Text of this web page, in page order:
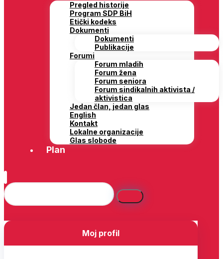
Pregled historije
Program SDP BiH
Etički kodeks
Dokumenti
Dokumenti
Publikacije
Forumi
Forum mladih
Forum žena
Forum seniora
Forum sindikalnih aktivista /
aktivistica
Jedan član, jedan glas
English
Kontakt
Lokalne organizacije
Glas slobode
Plan
Moj profil